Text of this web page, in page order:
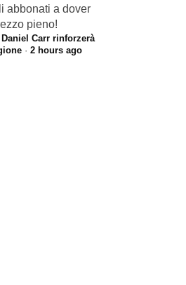
abbonati a dover
pieno!
Daniel Carr rinforzerà
· 2 hours ago